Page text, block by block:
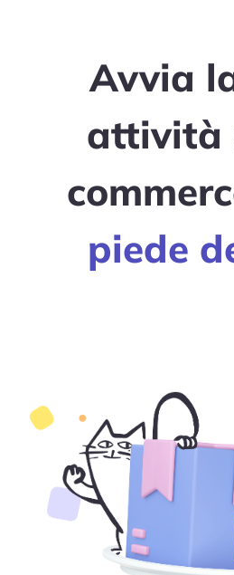
Avvia
attività
piede